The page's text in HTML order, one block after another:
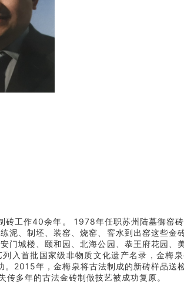
工作40余年。 1978年任职苏州陆墓御窑
、制坯、装窑、烧窑、窨水到出窑这些金
城楼、颐和园、北海公园、恭王府花园、
首批国家级非物质文化遗产名录，金梅
2015年，金梅泉将古法制成的新砖样品送
多年的古法金砖制做技艺被成功复原。